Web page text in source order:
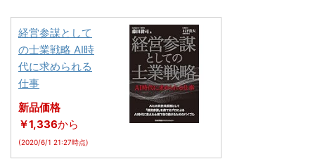
経営参謀として
の士業戦略 AI時
代に求められる
仕事
新品価格
￥1,336から
(2020/6/1 21:27時点)